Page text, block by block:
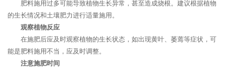
肥料施用过多可能导致植物生长异常，甚至造成烧根。建议根据植物
的生长情况和土壤肥力进行适量施用。
观察植物反应
在施肥后应及时观察植物的生长状态，如出现黄叶、萎蔫等症状，可
能是肥料施用不当，应及时调整。
注意施肥时间